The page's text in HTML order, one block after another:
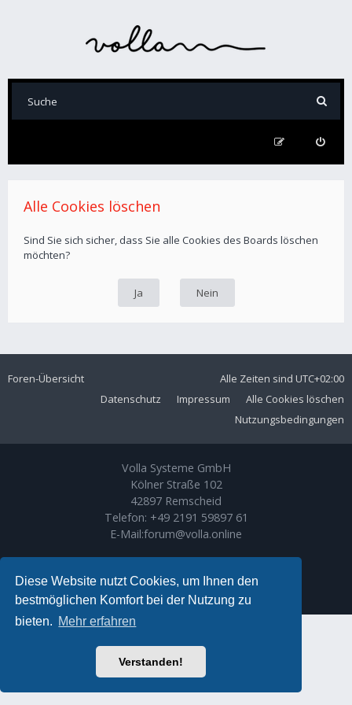
Diese Website nutzt Cookies, um Ihnen den
bestmöglichen Komfort bei der Nutzung zu
bieten. Mehr erfahren
Verstanden!
Alle Cookies löschen
Sind Sie sich sicher, dass Sie alle Cookies des Boards löschen
möchten?
Foren-Übersicht Alle Zeiten sind UTC+02:00
Alle Cookies löschen
Impressum
Datenschutz
Nutzungsbedingungen
Volla Systeme GmbH
Kölner Straße 102
42897 Remscheid
Telefon: +49 2191 59897 61
E-Mail:forum@volla.online
Ariki Theme byGramziu